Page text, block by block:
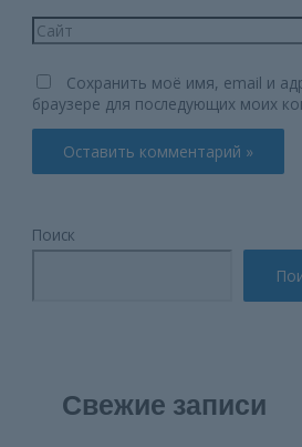
Сайт
Сохранить моё имя, email и
браузере для последующих моих
Поиск
Свежие записи